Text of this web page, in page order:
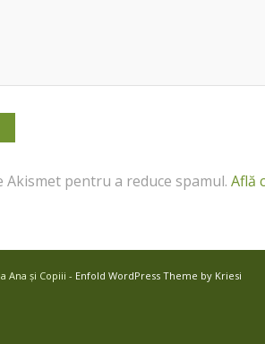
Akismet pentru a reduce spamul. Află
Ana și Copiii - Enfold WordPress Theme by Kriesi